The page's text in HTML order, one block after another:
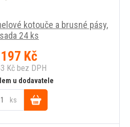
kotouče a brusné pásy,
sada 24 ks
197 Kč
Kčbez DPH
u dodavatele
ks
Do